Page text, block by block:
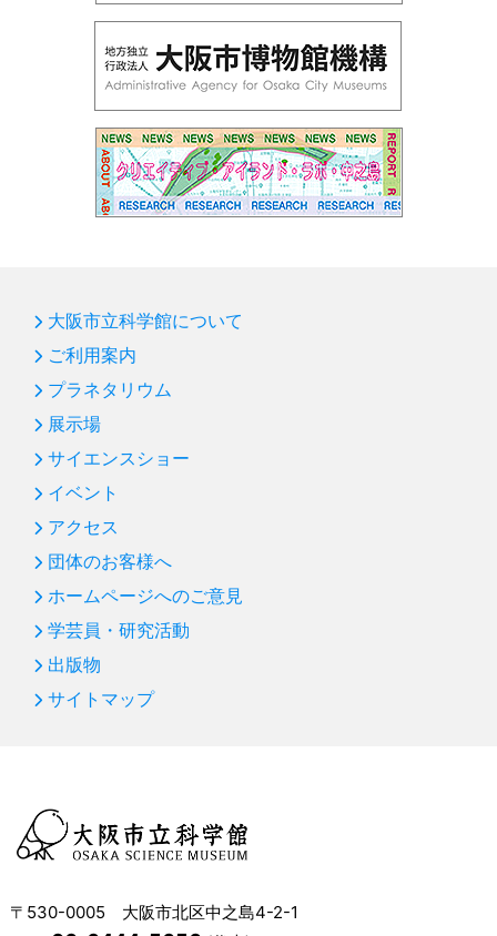
大阪市立科学館について
ご利用案内
プラネタリウム
展示場
サイエンスショー
イベント
アクセス
団体のお客様へ
ホームページへのご意見
学芸員・研究活動
出版物
サイトマップ
〒530-0005 大阪市北区中之島4-2-1